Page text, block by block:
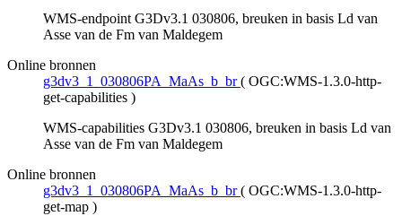
WMS-endpoint G3Dv3.1 030806, breuken in basis Ld van
Asse van de Fm van Maldegem
Online bronnen
g3dv3_1_030806PA_MaAs_b_br ( OGC:WMS-1.3.0-http-
get-capabilities )
WMS-capabilities G3Dv3.1 030806, breuken in basis Ld van
Asse van de Fm van Maldegem
Online bronnen
g3dv3_1_030806PA_MaAs_b_br ( OGC:WMS-1.3.0-http-
get-map )